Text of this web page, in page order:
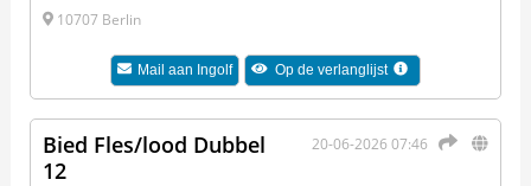
10707 Berlin
Mail aan Ingolf Op de verlanglijst
20-06-2026 07:46
Bied Fles/lood Dubbel
12